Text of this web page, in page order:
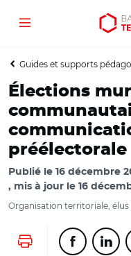
Aller
contenu
Aller
menu
Ouvrir
outils
Menu
Guides et supports
Élections
préélectorale
Publié le 16 décembre
mis à jour le 16
Organisation territoriale,
Lancer l'impression
Partager